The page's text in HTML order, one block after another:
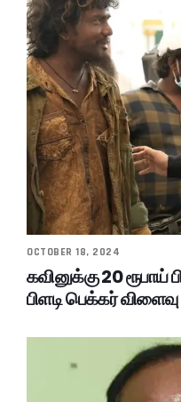
OCTOBER 18, 2024
கவினுக்கு 20
பிளடி பெக்கர் விளைவு